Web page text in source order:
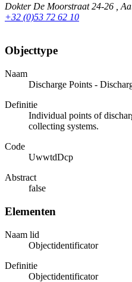
Dokter De Moorstraat 24-26 ,
+32 (0)53 72 62 10
Objecttype
Naam
Discharge Points -
Definitie
Individual points of
collecting systems.
Code
UwwtdDcp
Abstract
false
Elementen
Naam lid
Objectidentificator
Definitie
Objectidentificator